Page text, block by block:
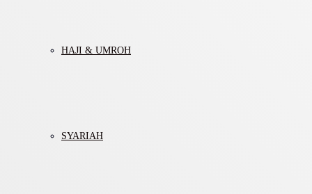
HAJI & UMROH
SYARIAH